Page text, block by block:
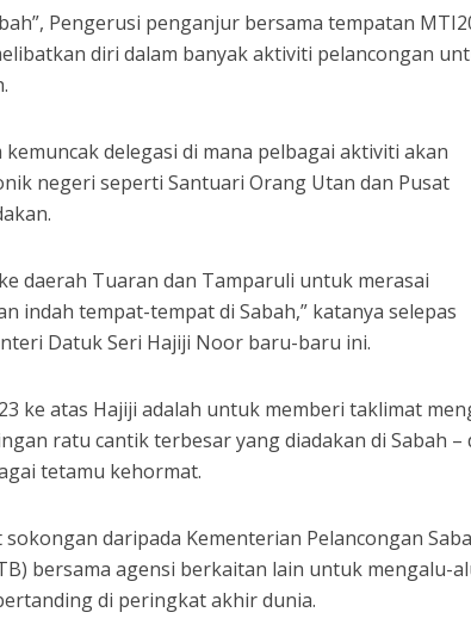
Pengerusi penganjur bersama tempatan
diri dalam banyak aktiviti pelancongan
delegasi di mana pelbagai aktiviti akan
negeri seperti Santuari Orang Utan dan Pusat
daerah Tuaran dan Tamparuli untuk merasai
indah tempat-tempat di Sabah,” katanya selepas
Datuk Seri Hajiji Noor baru-baru ini.
ke atas Hajiji adalah untuk memberi taklimat
ratu cantik terbesar yang diadakan di Sabah –
tetamu kehormat.
daripada Kementerian Pelancongan
bersama agensi berkaitan lain untuk mengalu-
di peringkat akhir dunia.